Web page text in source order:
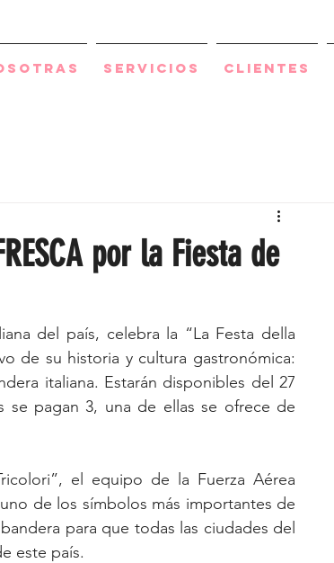
Servicios Clientes
por la Fiesta de
del país, celebra la “La Festa della
de su historia y cultura gastronómica:
italiana. Estarán disponibles del 27
pagan 3, una de ellas se ofrece de
el equipo de la Fuerza Aérea
de los símbolos más importantes de
para que todas las ciudades del
este país.